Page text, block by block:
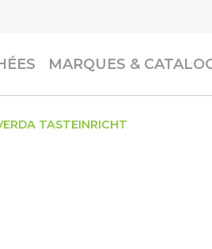
MARQUES &
TASTEINRICHT